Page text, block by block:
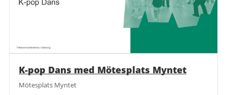
K-pop Dans med Mötesplats Myntet
Mötesplats Myntet